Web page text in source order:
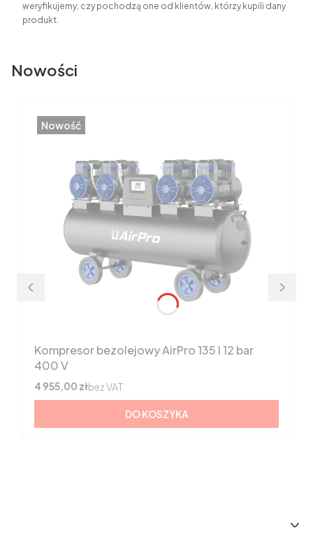
weryfikujemy, czy pochodzą one od klientów, którzy kupili dany
produkt.
Nowości
Nowość
Kompresor bezolejowy AirPro 135 l 12 bar
400 V
Cena
4 955,00 złbez VAT
DO KOSZYKA